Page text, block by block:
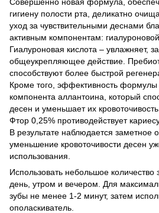
гигиену полости рта, деликатно
уход за чувствительными деснами
активным компонентам:
Гиалуроновая кислота – увлажняет,
общеукрепляющее действие.
способствуют более быстрой
Кроме того, эффективность формулы
компонента аллантоина, который
десен и уменьшает их кровоточивость.
Фтор 0,25% противодействует
В результате наблюдается заметное
уменьшение кровоточивости десен
использования.
Использовать небольшое количество
день, утром и вечером. Для
зубы не менее 1-2 минут, затем
ополаскиватель.